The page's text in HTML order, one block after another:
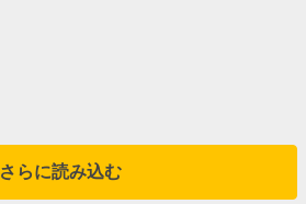
さらに読み込む